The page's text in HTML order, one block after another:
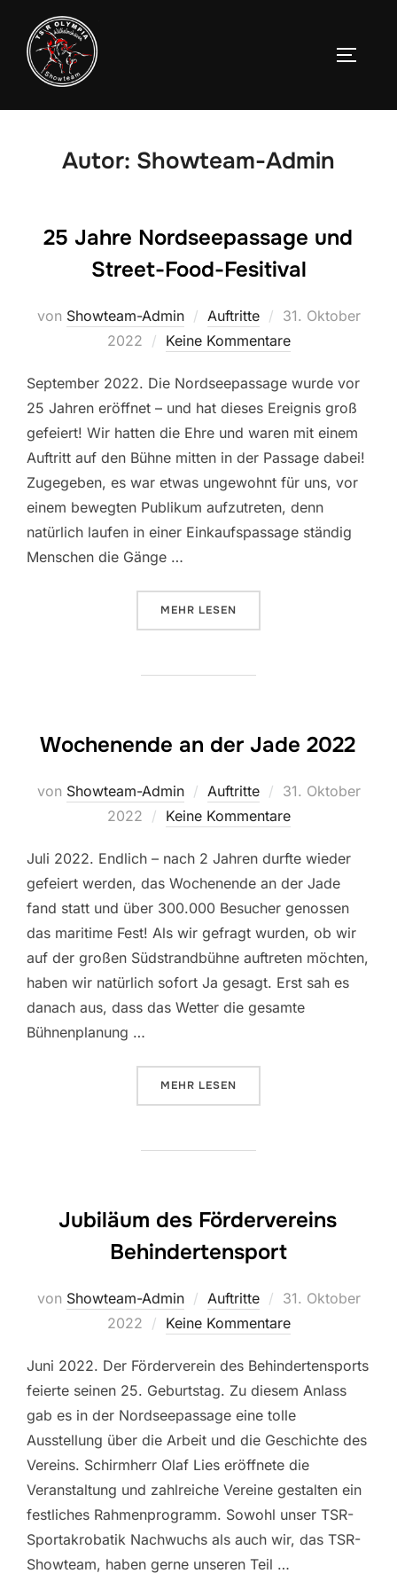
Inhalt
springen
Autor: Showteam-Admin
25 Jahre Nordseepassage und
Street-Food-Fesitival
von Showteam-Admin Auftritte
Veröffentlicht
am
31. Oktober
2022
Keine Kommentare
September 2022. Die Nordseepassage wurde vor
25 Jahren eröffnet – und hat dieses Ereignis groß
gefeiert! Wir hatten die Ehre und waren mit einem
Auftritt auf den Bühne mitten in der Passage dabei!
Zugegeben, es war etwas ungewohnt für uns, vor
einem bewegten Publikum aufzutreten, denn
natürlich laufen in einer Einkaufspassage ständig
Menschen die Gänge …
MEHR ÜBER „25 JAHRE
LESEN
Wochenende an der Jade 2022
von Showteam-Admin Auftritte
Veröffentlicht
am
31. Oktober
2022
Keine Kommentare
Juli 2022. Endlich – nach 2 Jahren durfte wieder
gefeiert werden, das Wochenende an der Jade
fand statt und über 300.000 Besucher genossen
das maritime Fest! Als wir gefragt wurden, ob wir
auf der großen Südstrandbühne auftreten möchten,
haben wir natürlich sofort Ja gesagt. Erst sah es
danach aus, dass das Wetter die gesamte
Bühnenplanung …
MEHR ÜBER „WOCHENENDE AN DER
LESEN
Jubiläum des Fördervereins
Behindertensport
von Showteam-Admin Auftritte
Veröffentlicht
am
31. Oktober
2022
Keine Kommentare
Juni 2022. Der Förderverein des Behindertensports
feierte seinen 25. Geburtstag. Zu diesem Anlass
gab es in der Nordseepassage eine tolle
Ausstellung über die Arbeit und die Geschichte des
Vereins. Schirmherr Olaf Lies eröffnete die
Veranstaltung und zahlreiche Vereine gestalten ein
festliches Rahmenprogramm. Sowohl unser TSR-
Sportakrobatik Nachwuchs als auch wir, das TSR-
Showteam, haben gerne unseren Teil …